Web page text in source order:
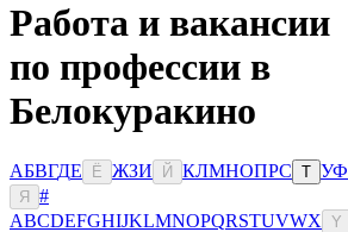
Работа и вакансии
по профессии в
Белокуракино
АБВГДЕ Ё ЖЗИ Й КЛМНОПРС Т УФ
Я
#
ABCDEFGHIJKLMNOPQRSTUVWX Y